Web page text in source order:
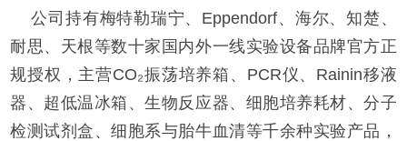
公司持有梅特勒瑞宁、Eppendorf、海尔、知楚、
耐思、天根等数十家国内外一线实验设备品牌官方正
规授权，主营CO₂振荡培养箱、PCR仪、Rainin移液
器、超低温冰箱、生物反应器、细胞培养耗材、分子
检测试剂盒、细胞系与胎牛血清等千余种实验产品，